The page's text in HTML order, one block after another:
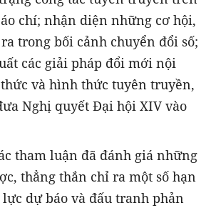
chí; nhận diện những cơ hội,
trong bối cảnh chuyển đổi số;
các giải pháp đổi mới nội
và hình thức tuyên truyền,
Nghị quyết Đại hội XIV vào
tham luận đã đánh giá những
thẳng thắn chỉ ra một số hạn
dự báo và đấu tranh phản